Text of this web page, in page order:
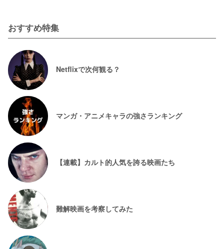
おすすめ特集
Netflixで次何観る？
マンガ・アニメキャラの強さランキング
【連載】カルト的人気を誇る映画たち
難解映画を考察してみた